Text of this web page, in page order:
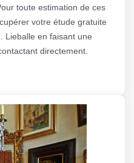
toute estimation de ces
votre étude gratuite
Lieballe en faisant une
directement.